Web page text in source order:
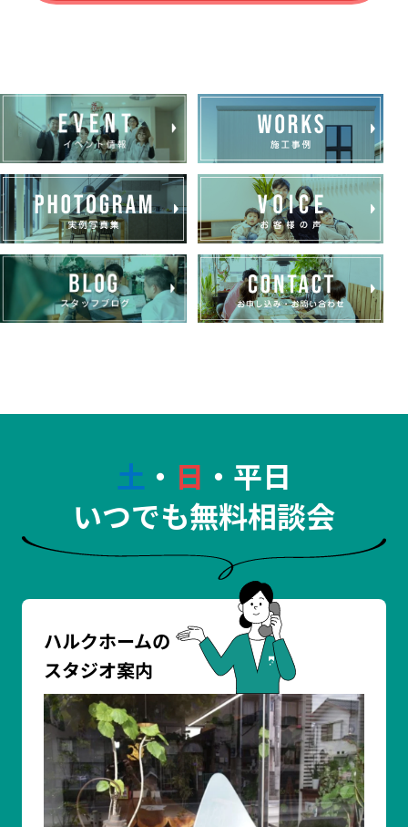
土 ・ 日 ・平日
いつでも無料相談会
ハルクホームの
スタジオ案内